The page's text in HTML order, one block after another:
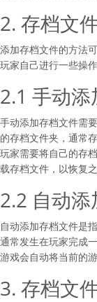
2. 存档文
添加存档文件的方法
玩家自己进行一些操
2.1 手动
手动添加存档文件需
的存档文件夹，通常
玩家需要将自己的存
载存档文件，以恢复
2.2 自动
自动添加存档文件是
通常发生在玩家完成
游戏会自动将当前的
3. 存档文